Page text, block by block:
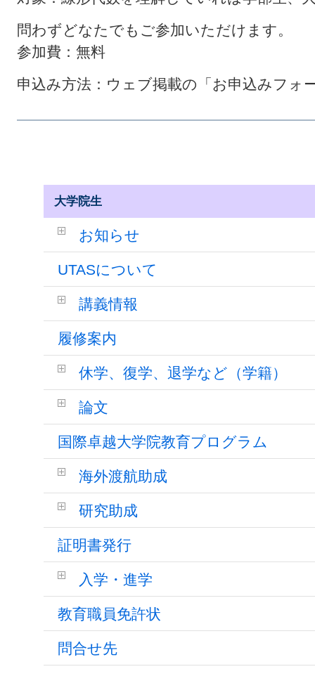
問わずどなたでもご参加いただけます。
参加費：無料
申込み方法：ウェブ掲載の「 お申込みフォ
大学院生
お知らせ
UTASについて
講義情報
履修案内
休学、復学、退学など（学籍）
論文
国際卓越大学院教育プログラム
海外渡航助成
研究助成
証明書発行
入学・進学
教育職員免許状
問合せ先